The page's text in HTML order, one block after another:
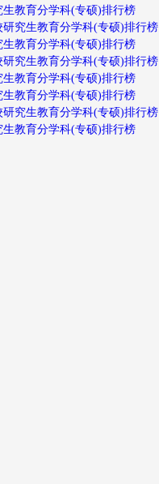
生教育分学科(专硕)排行榜
研究生教育分学科(专硕)排行榜
生教育分学科(专硕)排行榜
研究生教育分学科(专硕)排行榜
生教育分学科(专硕)排行榜
生教育分学科(专硕)排行榜
究生教育分学科(专硕)排行榜
生教育分学科(专硕)排行榜